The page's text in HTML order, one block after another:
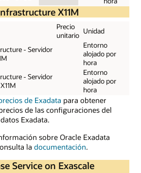
X11M
Precio
unitario Unidad
- Servidor
Entorno
alojado por
hora
- Servidor
Entorno
alojado por
hora
de Exadata para obtener
de las configuraciones del
Exadata.
sobre Oracle Exadata
la documentación.
Service on Exascale